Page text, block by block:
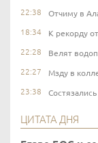
22:38 Отчиму в
18:34 К рекорду
22:28 Велят
22:27 Мзду в
23:38
ЦИТАТА ДНЯ